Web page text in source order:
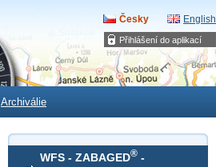
Přihlášení do aplikací
Česky English
Archiválie
WFS - ZABAGED® -